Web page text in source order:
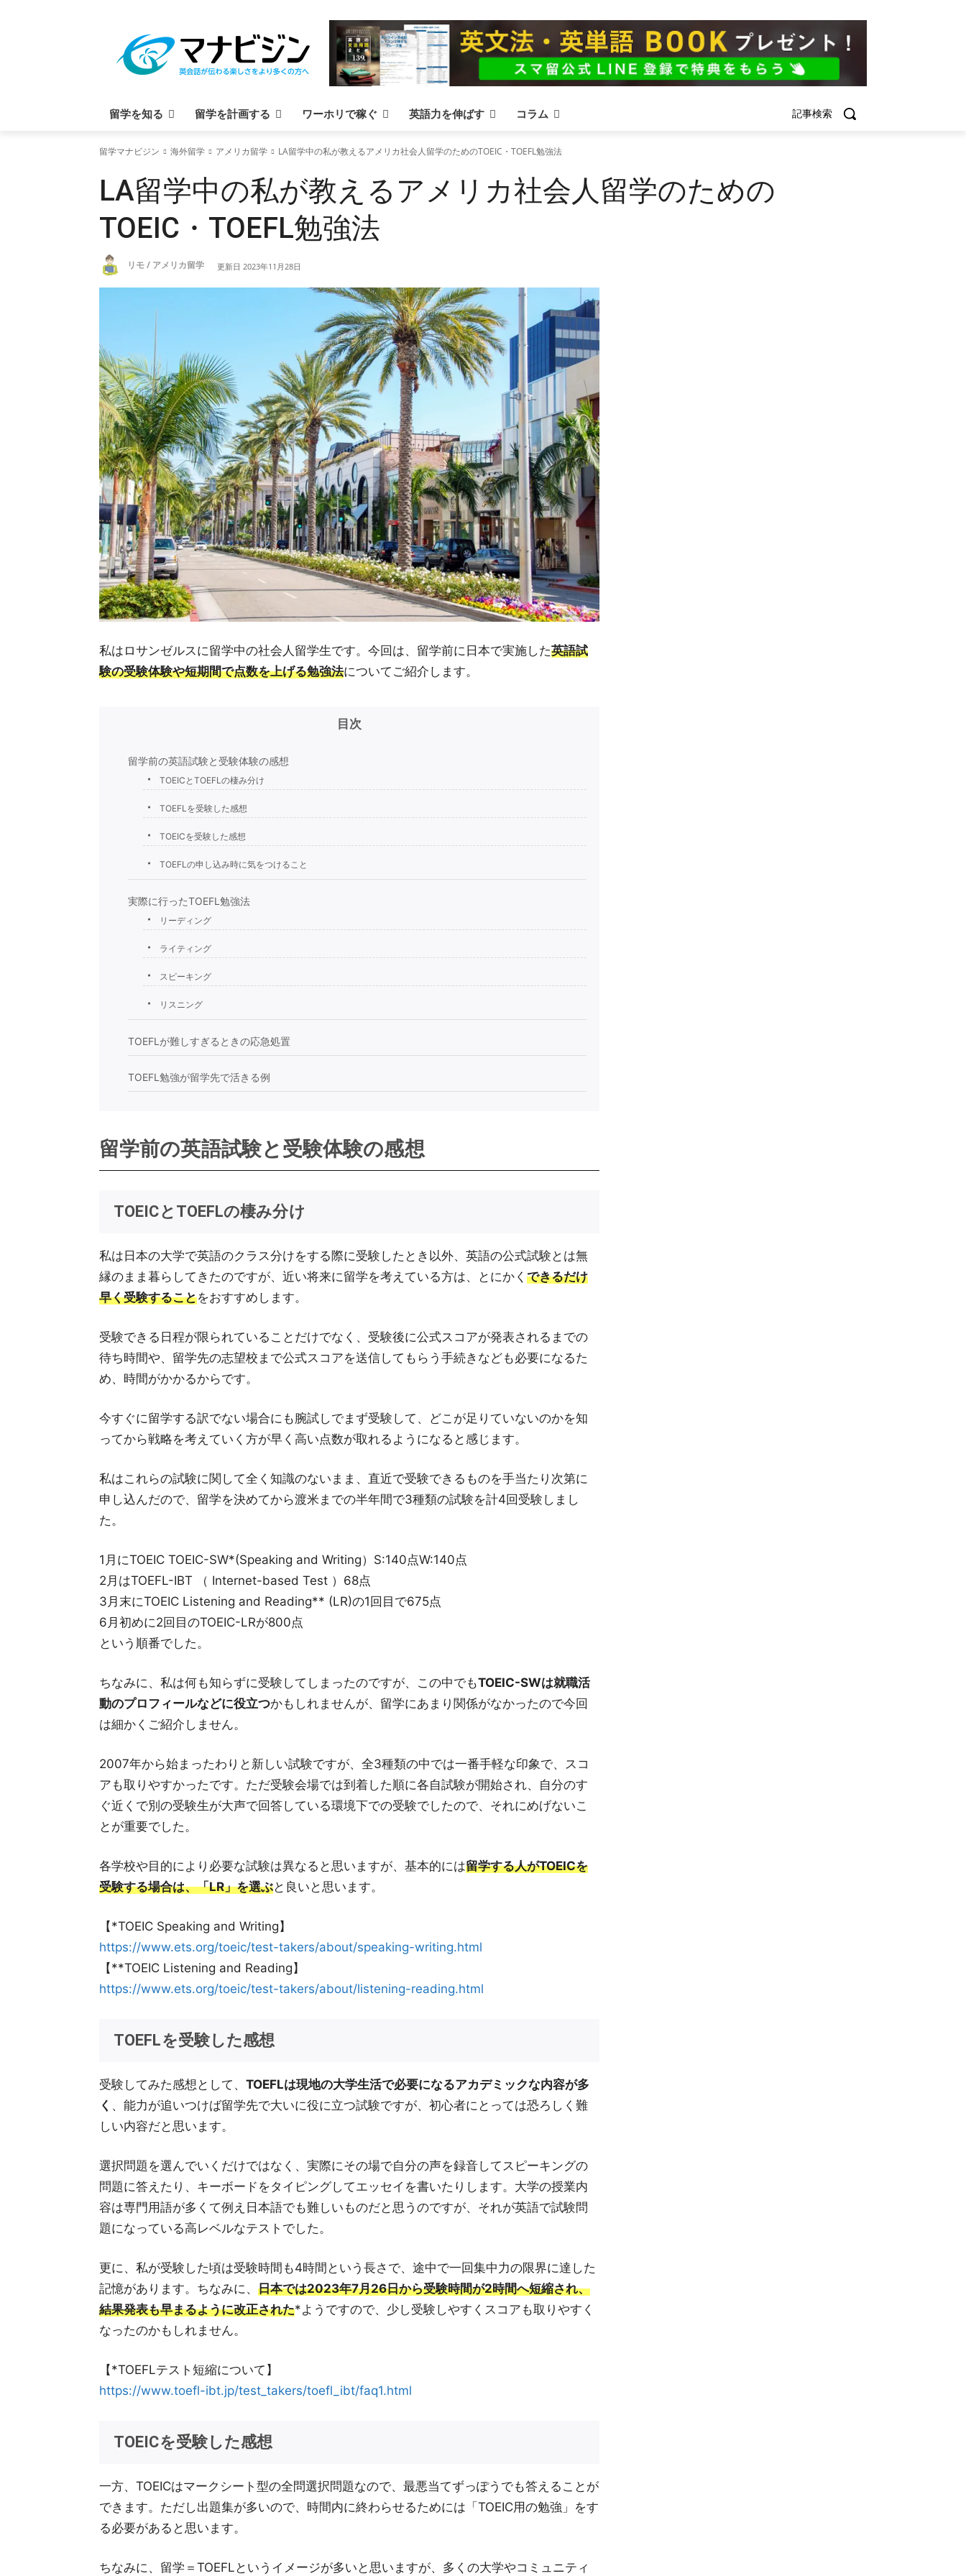
留学を知る 留学を計画する ワーホリで稼ぐ 英語力を伸ばす コラム 記事検索
留学マナビジン 海外留学 アメリカ留学 LA留学中の私が教えるアメリカ社会人留学のためのTOEIC・TOEFL勉強法
LA留学中の私が教えるアメリカ社会人留学のための
TOEIC・TOEFL勉強法
リモ / アメリカ留学 更新日 2023年11月28日
私はロサンゼルスに留学中の社会人留学生です。今回は、留学前に日本で実施した英語試
験の受験体験や短期間で点数を上げる勉強法についてご紹介します。
目次
留学前の英語試験と受験体験の感想
TOEICとTOEFLの棲み分け
TOEFLを受験した感想
TOEICを受験した感想
TOEFLの申し込み時に気をつけること
実際に行ったTOEFL勉強法
リーディング
ライティング
スピーキング
リスニング
TOEFLが難しすぎるときの応急処置
TOEFL勉強が留学先で活きる例
留学前の英語試験と受験体験の感想
TOEICとTOEFLの棲み分け
私は日本の大学で英語のクラス分けをする際に受験したとき以外、英語の公式試験とは無
縁のまま暮らしてきたのですが、近い将来に留学を考えている方は、とにかく できるだけ
早く受験することをおすすめします。
受験できる日程が限られていることだけでなく、受験後に公式スコアが発表されるまでの
待ち時間や、留学先の志望校まで公式スコアを送信してもらう手続きなども必要になるた
め、時間がかかるからです。
今すぐに留学する訳でない場合にも腕試しでまず受験して、どこが足りていないのかを知
ってから戦略を考えていく方が早く高い点数が取れるようになると感じます。
私はこれらの試験に関して全く知識のないまま、直近で受験できるものを手当たり次第に
申し込んだので、留学を決めてから渡米までの半年間で3種類の試験を計4回受験しまし
た。
1月にTOEIC TOEIC-SW*(Speaking and Writing）S:140点W:140点
2月はTOEFL-IBT （ Internet-based Test ）68点
3月末にTOEIC Listening and Reading** (LR)の1回目で675点
6月初めに2回目のTOEIC-LRが800点
という順番でした。
ちなみに、私は何も知らずに受験してしまったのですが、この中でもTOEIC-SWは就職活
動のプロフィールなどに役立つかもしれませんが、留学にあまり関係がなかったので今回
は細かくご紹介しません。
2007年から始まったわりと新しい試験ですが、全3種類の中では一番手軽な印象で、スコ
アも取りやすかったです。ただ受験会場では到着した順に各自試験が開始され、自分のす
ぐ近くで別の受験生が大声で回答している環境下での受験でしたので、それにめげないこ
とが重要でした。
各学校や目的により必要な試験は異なると思いますが、基本的には留学する人がTOEICを
受験する場合は、「LR」を選ぶと良いと思います。
【*TOEIC Speaking and Writing】
https://www.ets.org/toeic/test-takers/about/speaking-writing.html
【**TOEIC Listening and Reading】
https://www.ets.org/toeic/test-takers/about/listening-reading.html
TOEFLを受験した感想
受験してみた感想として、 TOEFLは現地の大学生活で必要になるアカデミックな内容が多
く 、能力が追いつけば留学先で大いに役に立つ試験ですが、初心者にとっては恐ろしく難
しい内容だと思います。
選択問題を選んでいくだけではなく、実際にその場で自分の声を録音してスピーキングの
問題に答えたり、キーボードをタイピングしてエッセイを書いたりします。大学の授業内
容は専門用語が多くて例え日本語でも難しいものだと思うのですが、それが英語で試験問
題になっている高レベルなテストでした。
更に、私が受験した頃は受験時間も4時間という長さで、途中で一回集中力の限界に達した
記憶があります。ちなみに、 日本では2023年7月26日から受験時間が2時間へ短縮され、
結果発表も早まるように改正された*ようですので、少し受験しやすくスコアも取りやすく
なったのかもしれません。
【*TOEFLテスト短縮について】
https://www.toefl-ibt.jp/test_takers/toefl_ibt/faq1.html
TOEICを受験した感想
一方、TOEICはマークシート型の全問選択問題なので、最悪当てずっぽうでも答えることが
できます。ただし出題集が多いので、時間内に終わらせるためには「TOEIC用の勉強」をす
る必要があると思います。
ちなみに、留学＝TOEFLというイメージが多いと思いますが、多くの大学やコミュニティ